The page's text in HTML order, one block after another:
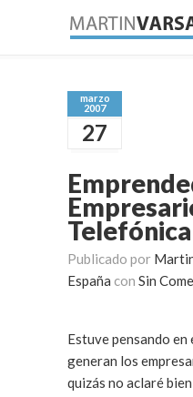
marzo
2007
27
Telefónica
Publicado por
España con Sin
Estuve pensando en
generan los
quizás no aclaré